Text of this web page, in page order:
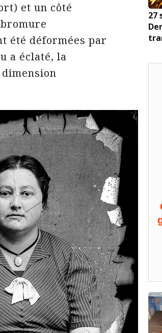
et un côté
été déformées par
a éclaté, la
27